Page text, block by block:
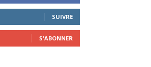
SUIVRE
S'ABONNER